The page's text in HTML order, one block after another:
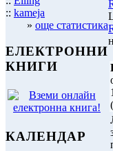
:: kameja
» още статистика
ЕЛЕКТРОННИ
КНИГИ
КАЛЕНДАР
(